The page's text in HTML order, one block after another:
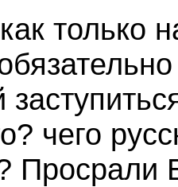
только
чего
Просрали